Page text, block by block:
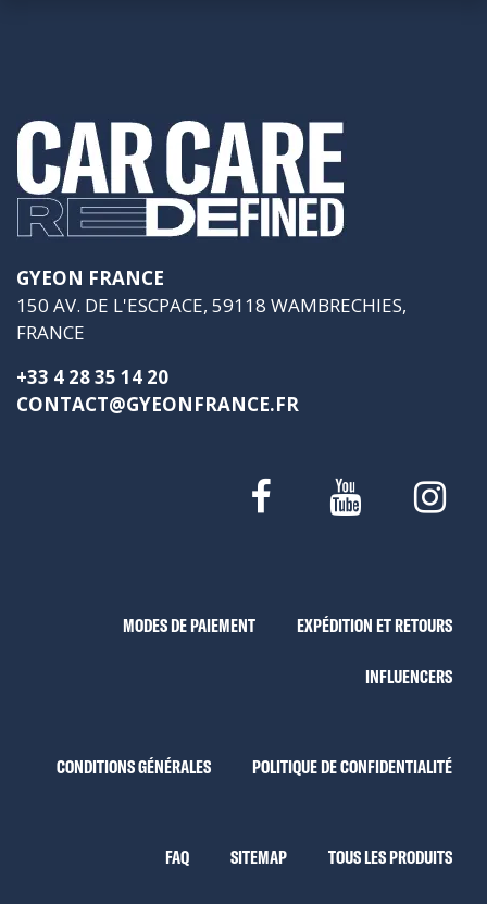
GYEON FRANCE
150 AV. DE L'ESCPACE, 59118 WAMBRECHIES,
FRANCE
+33 4 28 35 14 20
CONTACT@GYEONFRANCE.FR
MODES DE PAIEMENT EXPÉDITION ET RETOURS
INFLUENCERS
CONDITIONS GÉNÉRALES POLITIQUE DE CONFIDENTIALITÉ
FAQ SITEMAP TOUS LES PRODUITS